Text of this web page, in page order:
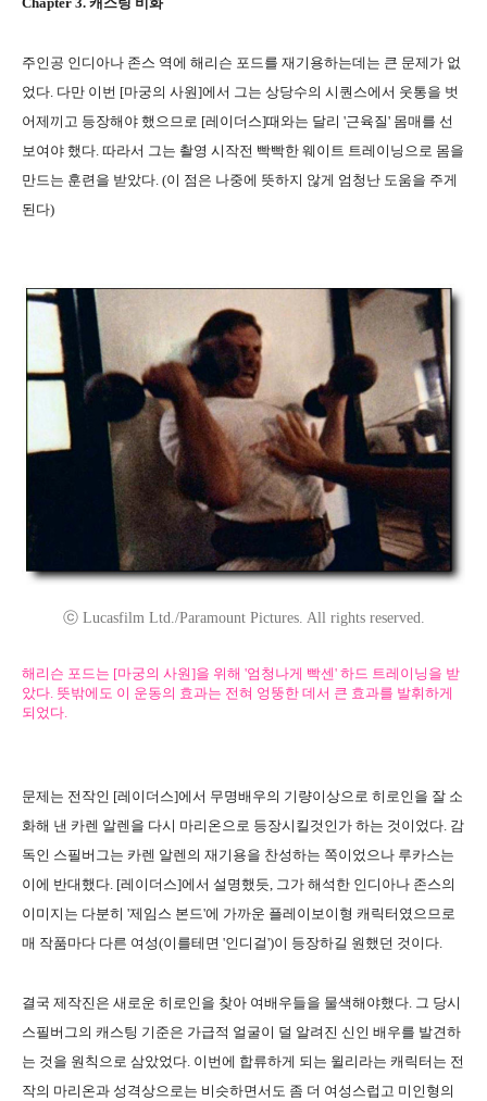
주인공 인디아나 존스 역에 해리슨 포드를 재기용하는데는 큰 문제가 없
었다. 다만 이번 [마궁의 사원]에서 그는 상당수의 시퀀스에서 웃통을 벗
어제끼고 등장해야 했으므로 [레이더스]때와는 달리 '근육질' 몸매를 선
보여야 했다. 따라서 그는 촬영 시작전 빡빡한 웨이트 트레이닝으로 몸을
만드는 훈련을 받았다. (이 점은 나중에 뜻하지 않게 엄청난 도움을 주게
된다)
ⓒ Lucasfilm Ltd./Paramount Pictures. All rights reserved.
해리슨 포드는 [마궁의 사원]을 위해 '엄청나게 빡센' 하드 트레이닝을 받
았다. 뜻밖에도 이 운동의 효과는 전혀 엉뚱한 데서 큰 효과를 발휘하게
되었다.
문제는 전작인 [레이더스]에서 무명배우의 기량이상으로 히로인을 잘 소
화해 낸 카렌 알렌을 다시 마리온으로 등장시킬것인가 하는 것이었다. 감
독인 스필버그는 카렌 알렌의 재기용을 찬성하는 쪽이었으나 루카스는
이에 반대했다. [레이더스]에서 설명했듯, 그가 해석한 인디아나 존스의
이미지는 다분히 '제임스 본드'에 가까운 플레이보이형 캐릭터였으므로
매 작품마다 다른 여성(이를테면 '인디걸')이 등장하길 원했던 것이다.
결국 제작진은 새로운 히로인을 찾아 여배우들을 물색해야했다. 그 당시
스필버그의 캐스팅 기준은 가급적 얼굴이 덜 알려진 신인 배우를 발견하
는 것을 원칙으로 삼았었다. 이번에 합류하게 되는 윌리라는 캐릭터는 전
작의 마리온과 성격상으로는 비슷하면서도 좀 더 여성스럽고 미인형의